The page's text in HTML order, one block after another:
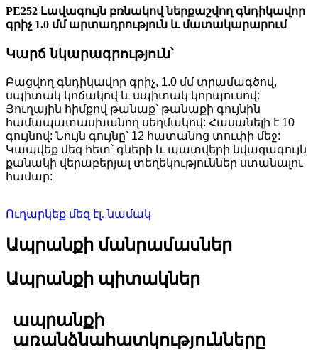
PE252 Լավագույն բռնակով ներքաշվող գնդիկավոր
գրիչ 1.0 մմ արտադրություն և մատակարարում
Կարճ նկարագրություն՝
Բացվող գնդիկավոր գրիչ, 1.0 մմ տրամագծով,
սպիտակ կոճակով և սպիտակ կորպուսով:
Յուղային հիմքով թանաք՝ թանաքի գույնին
համապատասխանող սեղմակով: Հասանելի է 10
գույնով: Նույն գույնը՝ 12 հատանոց տուփի մեջ:
Կապվեք մեզ հետ՝ գների և պատվերի նվազագույն
քանակի վերաբերյալ տեղեկություններ ստանալու
համար:
Ուղարկեք մեզ էլ. նամակ
Ապրանքի մանրամասներ
Ապրանքի պիտակներ
ապրանքի
առանձնահատկությունները